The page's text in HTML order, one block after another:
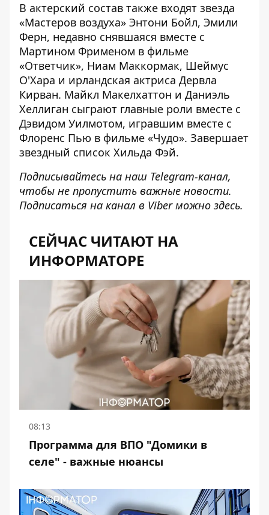
В актерский состав также входят звезда
«Мастеров воздуха» Энтони Бойл, Эмили
Ферн, недавно снявшаяся вместе с
Мартином Фрименом в фильме
«Ответчик», Ниам Маккормак, Шеймус
О'Хара и ирландская актриса Дервла
Кирван. Майкл Макелхаттон и Даниэль
Хеллиган сыграют главные роли вместе с
Дэвидом Уилмотом, игравшим вместе с
Флоренс Пью в фильме «Чудо». Завершает
звездный список Хильда Фэй.
Подписывайтесь на наш Telegram-канал,
чтобы не пропустить важные новости.
Подписаться на канал в Viber можно здесь.
СЕЙЧАС ЧИТАЮТ НА
ИНФОРМАТОРЕ
08:13
Программа для ВПО "Домики в
селе" - важные нюансы